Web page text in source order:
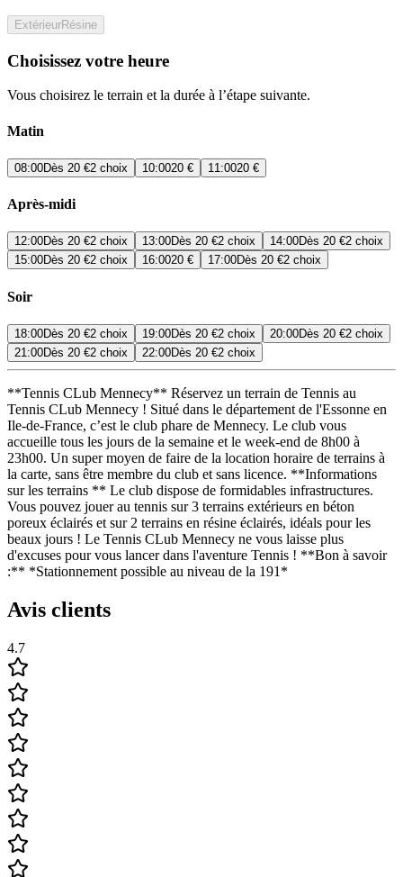
ExtérieurRésine
Choisissez votre heure
Vous choisirez le terrain et la durée à l’étape suivante.
Matin
08:00Dès 20 €2 choix 10:0020 € 11:0020 €
Après-midi
12:00Dès 20 €2 choix 13:00Dès 20 €2 choix 14:00Dès 20 €2 choix
15:00Dès 20 €2 choix 16:0020 € 17:00Dès 20 €2 choix
Soir
18:00Dès 20 €2 choix 19:00Dès 20 €2 choix 20:00Dès 20 €2 choix
21:00Dès 20 €2 choix 22:00Dès 20 €2 choix
**Tennis CLub Mennecy** Réservez un terrain de Tennis au
Tennis CLub Mennecy ! Situé dans le département de l'Essonne en
Ile-de-France, c’est le club phare de Mennecy. Le club vous
accueille tous les jours de la semaine et le week-end de 8h00 à
23h00. Un super moyen de faire de la location horaire de terrains à
la carte, sans être membre du club et sans licence. **Informations
sur les terrains ** Le club dispose de formidables infrastructures.
Vous pouvez jouer au tennis sur 3 terrains extérieurs en béton
poreux éclairés et sur 2 terrains en résine éclairés, idéals pour les
beaux jours ! Le Tennis CLub Mennecy ne vous laisse plus
d'excuses pour vous lancer dans l'aventure Tennis ! **Bon à savoir
:** *Stationnement possible au niveau de la 191*
Avis clients
4.7